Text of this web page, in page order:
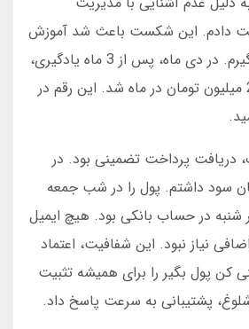
دادم. این شکست باعث شد آموزش
های برنامه را جدی بگیرم. در دی ماه، پس از 3 ماه یادگیری،
متوسط درآمد من 2.5 میلیون تومان در ماه شد. این رقم در
دریافت پرداخت تضمینی بود. در
تومان سود داشتم. پول را در شب جمعه
در حساب بانکی بود. هیچ ایمیل
نیاز نبود. این شفافیت، اعتماد
کن پول بگیر را برای همیشه تثبیت
پشتیبانی به سرعت پاسخ داد.